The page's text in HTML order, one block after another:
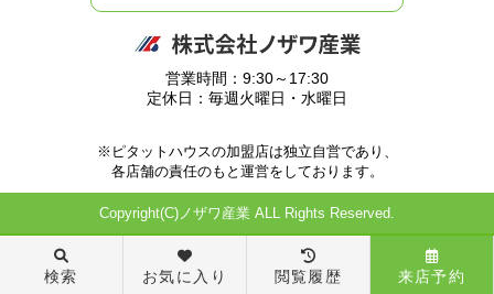
営業時間：9:30～17:30
定休日：毎週火曜日・水曜日
※ピタットハウスの加盟店は独立自営であり、
各店舗の責任のもと運営をしております。
Copyright(C)ノザワ産業 ALL Rights Reserved.
検索 お気に入り 閲覧履歴 来店予約